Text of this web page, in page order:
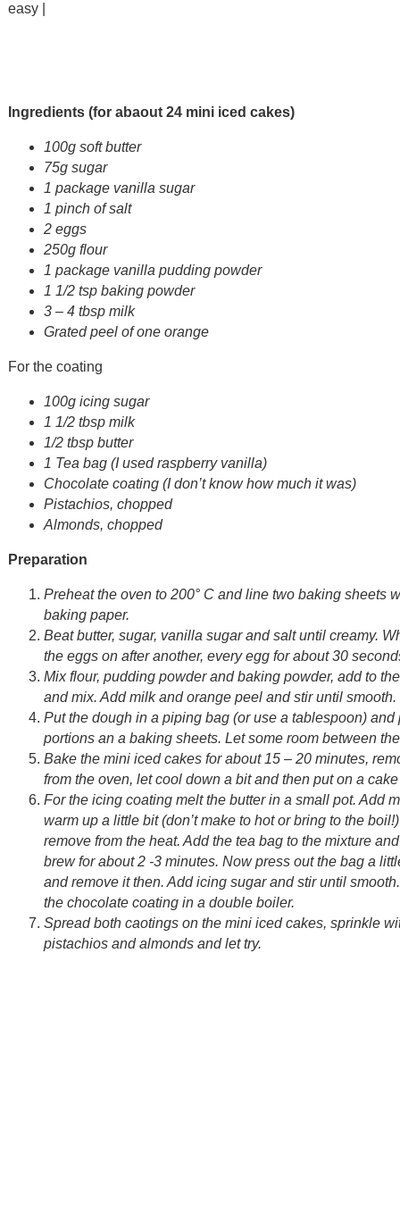
easy |
Ingredients (for abaout 24 mini iced cakes)
100g soft butter
75g sugar
1 package vanilla sugar
1 pinch of salt
2 eggs
250g flour
1 package vanilla pudding powder
1 1/2 tsp baking powder
3 – 4 tbsp milk
Grated peel of one orange
For the coating
100g icing sugar
1 1/2 tbsp milk
1/2 tbsp butter
1 Tea bag (I used raspberry vanilla)
Chocolate coating (I don’t know how much it was)
Pistachios, chopped
Almonds, chopped
Preparation
Preheat the oven to 200° C and line two baking sheets
baking paper.
Beat butter, sugar, vanilla sugar and salt until creamy.
the eggs on after another, every egg for about 30
Mix flour, pudding powder and baking powder, add to
and mix. Add milk and orange peel and stir until smooth.
Put the dough in a piping bag (or use a tablespoon) and
portions an a baking sheets. Let some room between
Bake the mini iced cakes for about 15 – 20 minutes,
from the oven, let cool down a bit and then put on a
For the icing coating melt the butter in a small pot. Add
warm up a little bit (don’t make to hot or bring to the
remove from the heat. Add the tea bag to the mixture
brew for about 2 -3 minutes. Now press out the bag a
and remove it then. Add icing sugar and stir until
the chocolate coating in a double boiler.
Spread both caotings on the mini iced cakes, sprinkle
pistachios and almonds and let try.